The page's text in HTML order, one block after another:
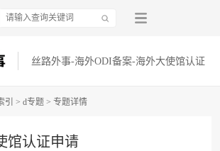
丝路外事-海外ODI备案-海外大使馆认证
引 > d专题 > 专题详情
馆认证申请